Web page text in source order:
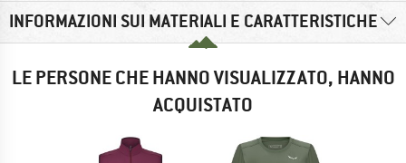
INFORMAZIONI SUI MATERIALI E CARATTERISTICHE
LE PERSONE CHE HANNO VISUALIZZATO, HANNO
ACQUISTATO